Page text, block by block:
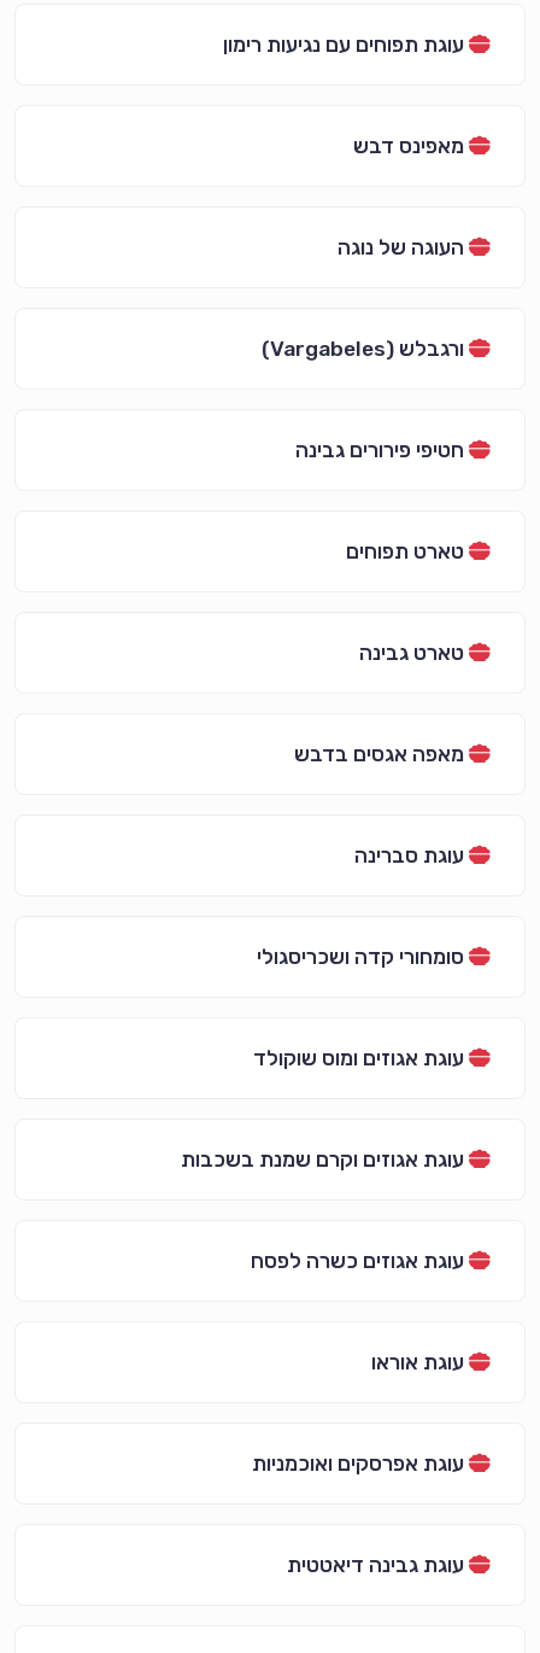
עוגת תפוחים עם נגיעות רימון
מאפינס דבש
העוגה של נוגה
ורגבלש (Vargabeles)
חטיפי פירורים גבינה
טארט תפוחים
טארט גבינה
מאפה אגסים בדבש
עוגת סברינה
סומחורי קדה ושכריסגולי
עוגת אגוזים ומוס שוקולד
עוגת אגוזים וקרם שמנת בשכבות
עוגת אגוזים כשרה לפסח
עוגת אוראו
עוגת אפרסקים ואוכמניות
עוגת גבינה דיאטטית